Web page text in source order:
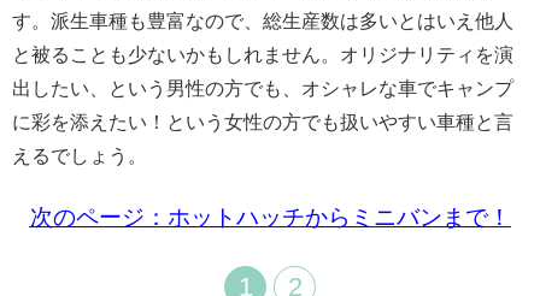
す。派生車種も豊富なので、総生産数は多いとはいえ他人
と被ることも少ないかもしれません。オリジナリティを演
出したい、という男性の方でも、オシャレな車でキャンプ
に彩を添えたい！という女性の方でも扱いやすい車種と言
えるでしょう。
次のページ：ホットハッチからミニバンまで！
1 2